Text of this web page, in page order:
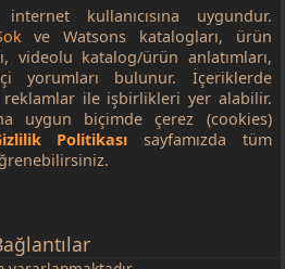
kullanıcısına uygundur.
ve Watsons katalogları, ürün
videolu katalog/ürün anlatımları,
yorumları bulunur. İçeriklerde
reklamlar ile işbirlikleri yer alabilir.
uygun biçimde çerez (cookies)
Politikası sayfamızda tüm